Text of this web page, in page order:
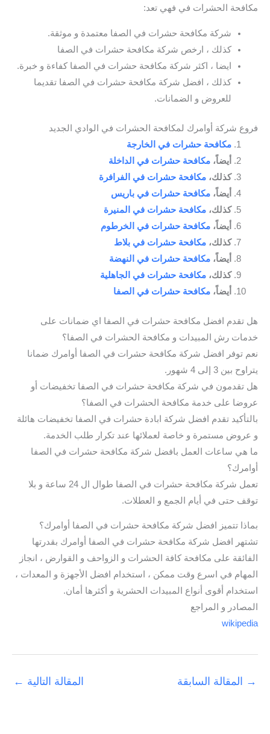
مكافحة الحشرات في فهي تعد:
شركة مكافحة حشرات في الصفا معتمدة و موثقة.
كذلك ، ارخص شركة مكافحة حشرات في الصفا
ايضا ، اكثر شركة مكافحة حشرات في الصفا كفاءة و خبرة.
كذلك ، افضل شركة مكافحة حشرات في الصفا تقديما
للعروض و الضمانات.
فروع شركة أوامرك لمكافحة الحشرات في الوادي الجديد
مكافحة حشرات في الخارجة
أيضاً، مكافحة حشرات في الداخلة
كذلك، مكافحة حشرات في الفرافرة
أيضاً، مكافحة حشرات في باريس
كذلك، مكافحة حشرات في المنيرة
أيضاً، مكافحة حشرات في الخرطوم
كذلك، مكافحة حشرات في بلاط
أيضاً، مكافحة حشرات في النهضة
كذلك، مكافحة حشرات في الجاهلية
أيضاً، مكافحة حشرات في الصفا
هل تقدم افضل مكافحة حشرات في الصفا اي ضمانات على
خدمات رش المبيدات و مكافحة الحشرات في الصفا؟
نعم توفر افضل شركة مكافحة حشرات في الصفا أوامرك ضمانا
يتراوح بين 3 إلى 4 شهور.
هل تقدمون في شركة مكافحة حشرات في الصفا تخفيضات أو
عروضا على خدمة مكافحة الحشرات في الصفا؟
بالتأكيد تقدم افضل شركة ابادة حشرات في الصفا تخفيضات هائلة
و عروض مستمرة و خاصة لعملائها عند تكرار طلب الخدمة.
ما هي ساعات العمل بافضل شركة مكافحة حشرات في الصفا
أوامرك؟
تعمل شركة مكافحة حشرات في الصفا طوال ال 24 ساعة و بلا
توقف حتى في أيام الجمع و العطلات.
بماذا تتميز افضل شركة مكافحة حشرات في الصفا أوامرك؟
تشتهر افضل شركة مكافحة حشرات في الصفا أوامرك بقدرتها
الفائقة على مكافحة كافة الحشرات و الزواحف و القوارض ، انجاز
المهام في اسرع وقت ممكن ، استخدام افضل الأجهزة و المعدات ،
استخدام أقوى أنواع المبيدات الحشرية و أكثرها أمان.
المصادر و المراجع
wikipedia
→ المقالة السابقة المقالة التالية ←